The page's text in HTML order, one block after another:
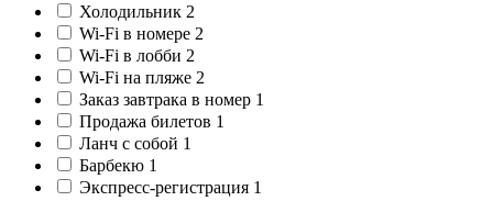
Холодильник 2
Wi-Fi в номере 2
Wi-Fi в лобби 2
Wi-Fi на пляже 2
Заказ завтрака в номер 1
Продажа билетов 1
Ланч с собой 1
Барбекю 1
Экспресс-регистрация 1